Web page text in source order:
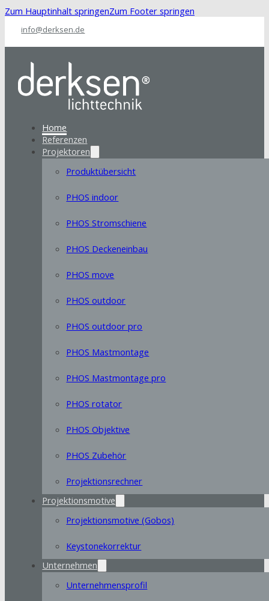
Zum Hauptinhalt springenZum Footer springen
info@derksen.de
Home
Referenzen
Projektoren
Produktübersicht
PHOS indoor
PHOS Stromschiene
PHOS Deckeneinbau
PHOS move
PHOS outdoor
PHOS outdoor pro
PHOS Mastmontage
PHOS Mastmontage pro
PHOS rotator
PHOS Objektive
PHOS Zubehör
Projektionsrechner
Projektionsmotive
Projektionsmotive (Gobos)
Keystonekorrektur
Unternehmen
Unternehmensprofil